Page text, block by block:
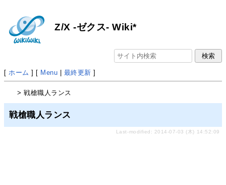
Z/X -ゼクス- Wiki*
[ ホーム ] [ Menu | 最終更新 ]
> 戦槍職人ランス
戦槍職人ランス
Last-modified: 2014-07-03 (木) 14:52:09